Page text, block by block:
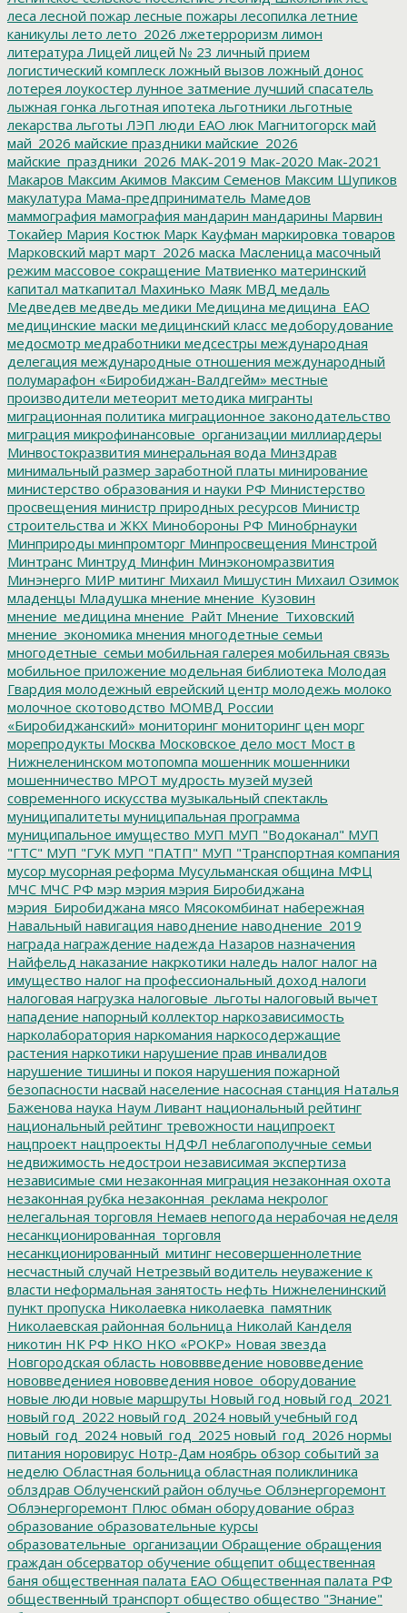
леса лесной пожар лесные пожары лесопилка летние
каникулы лето лето_2026 лжетерроризм лимон
литература Лицей лицей № 23 личный прием
логистический комплеск ложный вызов ложный донос
лотерея лоукостер лунное затмение лучший спасатель
лыжная гонка льготная ипотека льготники льготные
лекарства льготы ЛЭП люди ЕАО люк Магнитогорск май
май_2026 майские праздники майские_2026
майские_праздники_2026 МАК-2019 Мак-2020 Мак-2021
Макаров Максим Акимов Максим Семенов Максим Шупиков
макулатура Мама-предприниматель Мамедов
маммография мамография мандарин мандарины Марвин
Токайер Мария Костюк Марк Кауфман маркировка товаров
Марковский март март_2026 маска Масленица масочный
режим массовое сокращение Матвиенко материнский
капитал маткапитал Махинько Маяк МВД медаль
Медведев медведь медики Медицина медицина_ЕАО
медицинские маски медицинский класс медоборудование
медосмотр медработники медсестры международная
делегация международные отношения международный
полумарафон «Биробиджан-Валдгейм» местные
производители метеорит методика мигранты
миграционная политика миграционное законодательство
миграция микрофинансовые_организации миллиардеры
Минвостокразвития минеральная вода Минздрав
минимальный размер заработной платы минирование
министерство образования и науки РФ Министерство
просвещения министр природных ресурсов Министр
строительства и ЖКХ Минобороны РФ Минобрнауки
Минприроды минпромторг Минпросвещения Минстрой
Минтранс Минтруд Минфин Минэкономразвития
Минэнерго МИР митинг Михаил Мишустин Михаил Озимок
младенцы Младушка мнение мнение_Кузовин
мнение_медицина мнение_Райт Мнение_Тиховский
мнение_экономика мнения многодетные семьи
многодетные_семьи мобильная галерея мобильная связь
мобильное приложение модельная библиотека Молодая
Гвардия молодежный еврейский центр молодежь молоко
молочное скотоводство МОМВД России
«Биробиджанский» мониторинг мониторинг цен морг
морепродукты Москва Московское дело мост Мост в
Нижнеленинском мотопомпа мошенник мошенники
мошенничество МРОТ мудрость музей музей
современного искусства музыкальный спектакль
муниципалитеты муниципальная программа
муниципальное имущество МУП МУП "Водоканал" МУП
"ГТС" МУП "ГУК МУП "ПАТП" МУП "Транспортная компания
мусор мусорная реформа Мусульманская община МФЦ
МЧС МЧС РФ мэр мэрия мэрия Биробиджана
мэрия_Биробиджана мясо Мясокомбинат набережная
Навальный навигация наводнение наводнение_2019
награда награждение надежда Назаров назначения
Найфельд наказание накркотики наледь налог налог на
имущество налог на профессиональный доход налоги
налоговая нагрузка налоговые_льготы налоговый вычет
нападение напорный коллектор наркозависимость
нарколаборатория наркомания наркосодержащие
растения наркотики нарушение прав инвалидов
нарушение тишины и покоя нарушения пожарной
безопасности насвай население насосная станция Наталья
Баженова наука Наум Ливант национальный рейтинг
национальный рейтинг тревожности наципроект
нацпроект нацпроекты НДФЛ неблагополучные семьи
недвижимость недострои независимая экспертиза
независимые сми незаконная миграция незаконная охота
незаконная рубка незаконная_реклама некролог
нелегальная торговля Немаев непогода нерабочая неделя
несанкционированная_торговля
несанкционированный_митинг несовершеннолетние
несчастный случай Нетрезвый водитель неуважение к
власти неформальная занятость нефть Нижнеленинский
пункт пропуска Николаевка николаевка_памятник
Николаевская районная больница Николай Канделя
никотин НК РФ НКО НКО «РОКР» Новая звезда
Новгородская область нововвведение нововведение
нововведениея нововведения новое_оборудование
новые люди новые маршруты Новый год новый год_2021
новый год_2022 новый год_2024 новый учебный год
новый_год_2024 новый_год_2025 новый_год_2026 нормы
питания норовирус Нотр-Дам ноябрь обзор событий за
неделю Областная больница областная поликлиника
облздрав Облученский район облучье Облэнергоремонт
Облэнергоремонт Плюс обман оборудование образ
образование образовательные курсы
образовательные_организации Обращение обращения
граждан обсерватор обучение общепит общественная
баня общественная палата ЕАО Общественная палата РФ
общественный транспорт общество общество "Знание"